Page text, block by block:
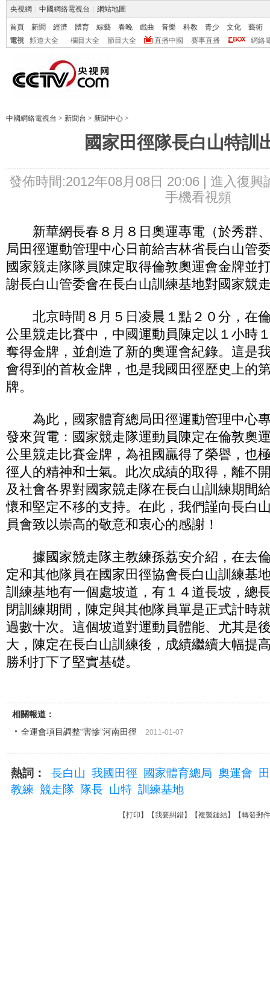
央視網 中國網絡電視台 網站地圖
首頁 新聞 經濟 體育 綜藝 春晚 戲曲 音樂 科教 青少 文化
藝術
電視
頻道大全 欄目大全 節目大全 直播中國 賽事直播 網絡
中國網絡電視台 > 新聞台 > 新聞中心 >
國家田徑隊長白山特訓
發佈時間:2012年08月08日 20:06 | 進入復興
手機看視頻
新華網長春８月８日奧運專電（於秀群
局田徑運動管理中心日前給吉林省長白山管
國家競走隊隊員陳定取得倫敦奧運會金牌並
謝長白山管委會在長白山訓練基地對國家競
北京時間８月５日凌晨１點２０分，在
公里競走比賽中，中國運動員陳定以１小時
奪得金牌，並創造了新的奧運會紀錄。這是
會得到的首枚金牌，也是我國田徑歷史上的
牌。
為此，國家體育總局田徑運動管理中心
發來賀電：國家競走隊運動員陳定在倫敦奧
公里競走比賽金牌，為祖國贏得了榮譽，也
徑人的精神和士氣。此次成績的取得，離不
及社會各界對國家競走隊在長白山訓練期間
懷和堅定不移的支持。在此，我們謹向長白
員會致以崇高的敬意和衷心的感謝！
據國家競走隊主教練孫荔安介紹，在去
定和其他隊員在國家田徑協會長白山訓練基
訓練基地有一個處坡道，有１４道長坡，總
閉訓練期間，陳定與其他隊員單是正式計時
過數十次。這個坡道對運動員體能、尤其是
大，陳定在長白山訓練後，成績繼續大幅提
勝利打下了堅實基礎。
相關報道：
全運會項目調整“害慘”河南田徑
2011-01-07
熱詞： 長白山 我國田徑 國家體育總局 奧運會
教練 競走隊 隊長 山特 訓練基地
【打印 】【我要糾錯】【複製鏈結】【轉發郵件